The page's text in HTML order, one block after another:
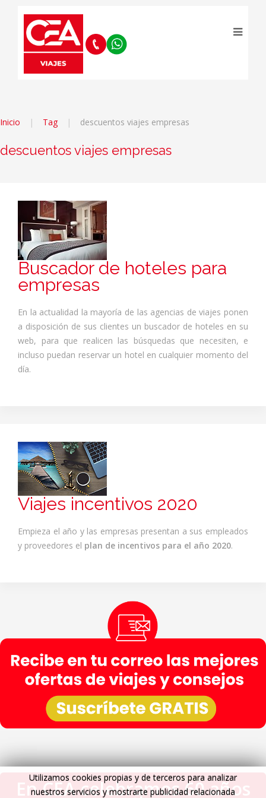
Inicio Tag descuentos viajes empresas
descuentos viajes empresas
Buscador de hoteles para
empresas
En la actualidad la mayoría de las agencias de viajes ponen
a disposición de sus clientes un buscador de hoteles en su
web, para que realicen las búsquedas que necesiten, e
incluso puedan reservar un hotel en cualquier momento del
día.
Viajes incentivos 2020
Empieza el año y las empresas presentan a sus empleados
y proveedores el plan de incentivos para el año 2020.
En CEA celebramos 60 años
Utilizamos cookies propias y de terceros para analizar
nuestros servicios y mostrarte publicidad relacionada